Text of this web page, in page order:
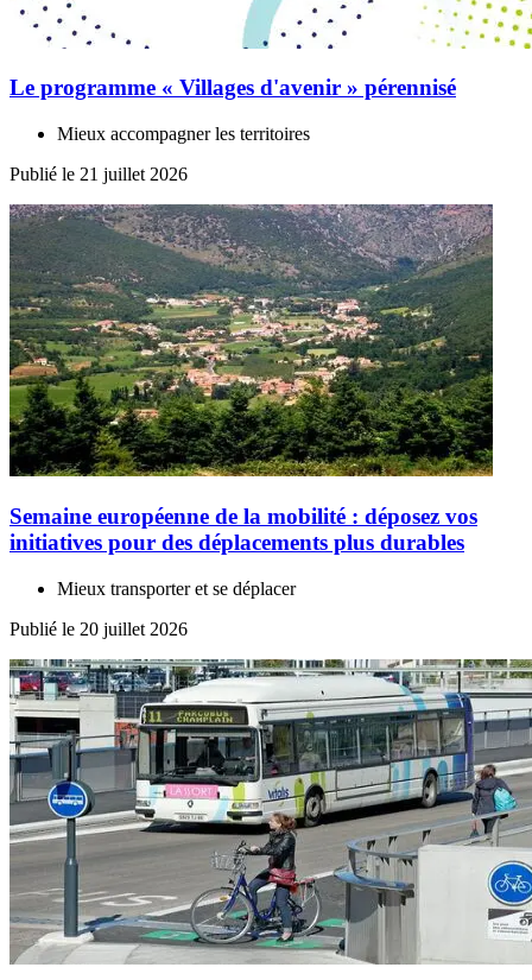
Le programme « Villages d'avenir » pérennisé
Mieux accompagner les territoires
Publié le 21 juillet 2026
Semaine européenne de la mobilité : déposez vos
initiatives pour des déplacements plus durables
Mieux transporter et se déplacer
Publié le 20 juillet 2026